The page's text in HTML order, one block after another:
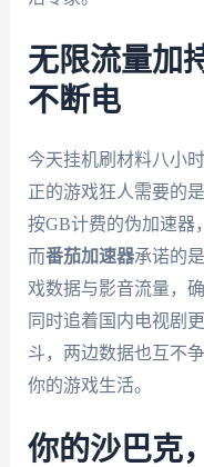
无限流量加
不断电
今天挂机刷材料八小
正的游戏狂人需要的
按GB计费的伪加速器
而番茄加速器承诺的
戏数据与影音流量，
同时追着国内电视剧
斗，两边数据也互不
你的游戏生活。
你的沙巴克